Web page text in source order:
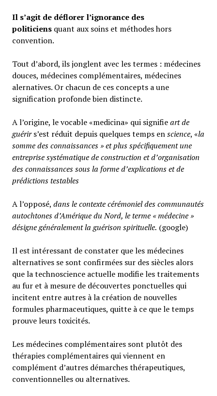
Il s’agit de déflorer l’ignorance des
politiciensquant aux soins et méthodes hors
convention.
Tout d’abord, ils jonglent avec les termes : médecines
douces, médecines complémentaires, médecines
alernatives. Or chacun de ces concepts a une
signification profonde bien distincte.
A l’origine, le vocable «medicina» qui signifieart de
guérirs’est réduit depuis quelques temps enscience, «la
somme des connaissances » et plus spécifiquement une
entreprise systématique de construction et d’organisation
des connaissances sous la forme d’explications et de
prédictions testables
A l’opposé, dans le contexte cérémoniel des communautés
autochtones d’Amérique du Nord, le terme « médecine »
désigne généralementla guérison spirituelle. (google)
Il est intéressant de constater que les médecines
alternatives se sont confirmées sur des siècles alors
que la technoscience actuelle modifie les traitements
au fur et à mesure de découvertes ponctuelles qui
incitent entre autres à la création de nouvelles
formules pharmaceutiques, quitte à ce que le temps
prouve leurs toxicités.
Les médecines complémentaires sont plutôt des
thérapies complémentaires qui viennent en
complément d’autres démarches thérapeutiques,
conventionnelles ou alternatives.